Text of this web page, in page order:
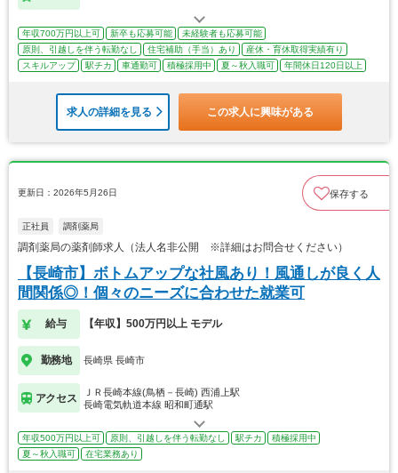
年収700万円以上可 新卒も応募可能
未経験者も応募可能
原則、引越しを伴う転勤なし
住宅補助（手当）あり
産休・育休取得実績有り
スキルアップ
駅チカ 車通勤可 積極採用中 夏～秋入職可 年間休日120日以上
求人の詳細を見る この求人に興味がある
更新日：2026年5月26日 保存する
正社員 調剤薬局
調剤薬局の薬剤師求人（法人名非公開 ※詳細はお問合せください）
【長崎市】ボトムアップな社風あり！風通しが良く人
間関係◎！個々のニーズに合わせた就業可
給与 【年収】500万円以上 モデル
勤務地 長崎県 長崎市
アクセス
ＪＲ長崎本線(鳥栖－長崎) 西浦上駅
長崎電気軌道本線 昭和町通駅
年収500万円以上可 原則、引越しを伴う転勤なし 駅チカ
積極採用中
夏～秋入職可
在宅業務あり